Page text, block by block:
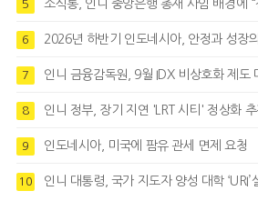
5 소식통, 인니 중앙은행 총재 사임 배경에
6 2026년 하반기 인도네시아, 안정과 성장
7 인니 금융감독원, 9월 IDX 비상호화 제도
8 인니 정부, 장기 지연 'LRT 시티' 정상화 추
9 인도네시아, 미국에 팜유 관세 면제 요청
10 인니 대통령, 국가 지도자 양성 대학